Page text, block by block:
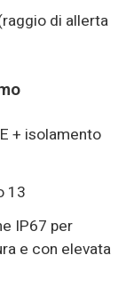
di allerta
+ isolamento
13
IP67 per
e con elevata